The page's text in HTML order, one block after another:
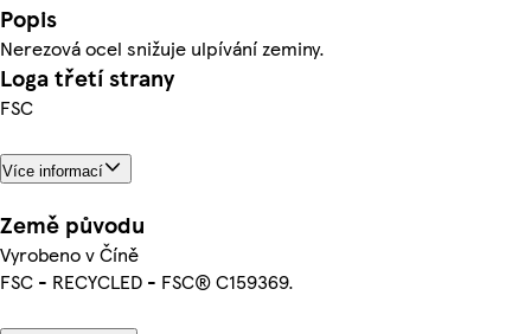
Popis
Nerezová ocel snižuje ulpívání zeminy.
Loga třetí strany
FSC
Více informací
Země původu
Vyrobeno v Číně
FSC - RECYCLED - FSC® C159369.